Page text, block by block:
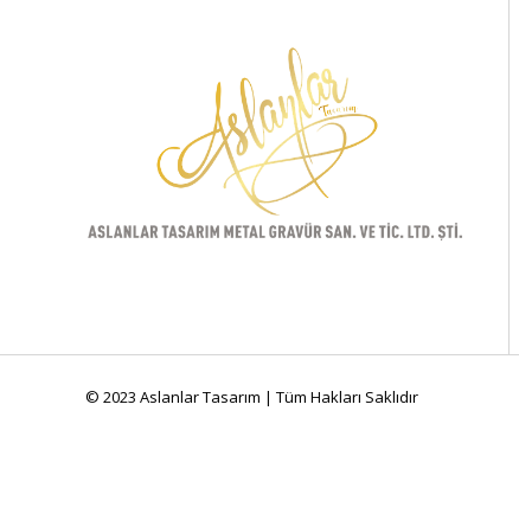
© 2023 Aslanlar Tasarım | Tüm Hakları Saklıdır